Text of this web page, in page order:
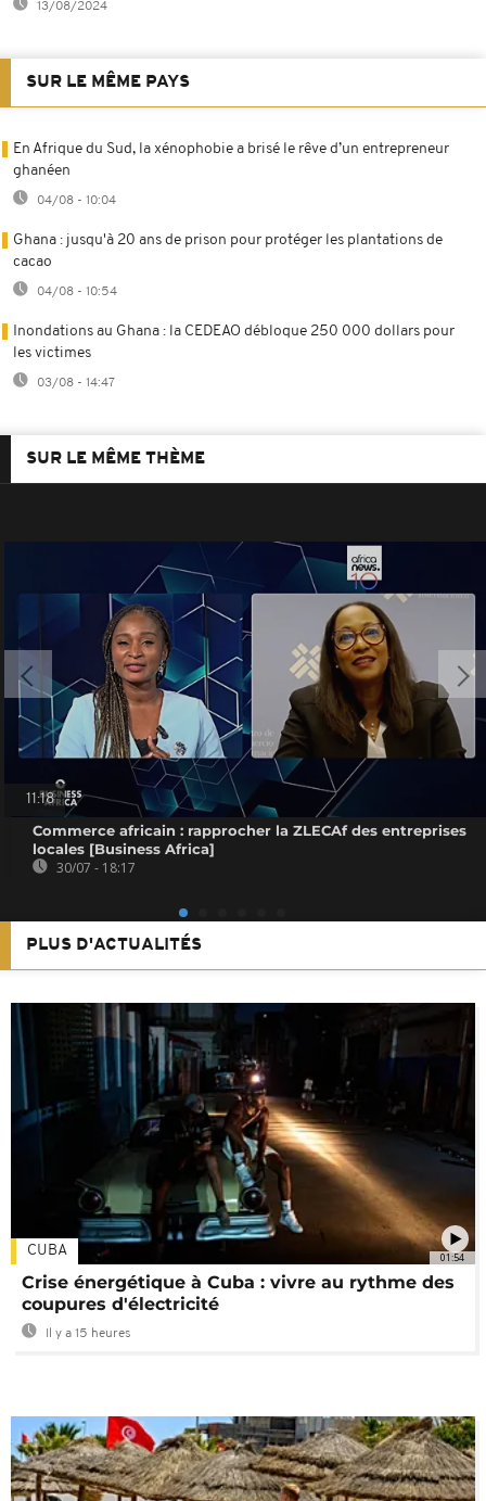
13/08/2024
SUR LE MÊME PAYS
En Afrique du Sud, la xénophobie a brisé le rêve d’un entrepreneur
ghanéen
04/08 - 10:04
Ghana : jusqu'à 20 ans de prison pour protéger les plantations de
cacao
04/08 - 10:54
Inondations au Ghana : la CEDEAO débloque 250 000 dollars pour
les victimes
03/08 - 14:47
SUR LE MÊME THÈME
11:18
Commerce africain : rapprocher la ZLECAf des entreprises
locales [Business Africa]
30/07 - 18:17
PLUS D'ACTUALITÉS
01:54
CUBA
Crise énergétique à Cuba : vivre au rythme des
coupures d'électricité
Il y a 15 heures